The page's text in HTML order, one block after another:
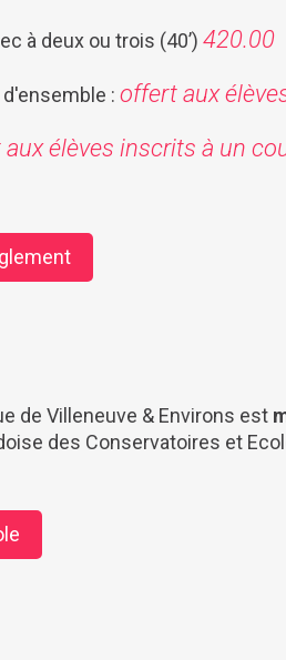
à deux ou trois (40’) 420.00
: offert aux
élèves inscrits à un
de Villeneuve & Environs est
des Conservatoires et